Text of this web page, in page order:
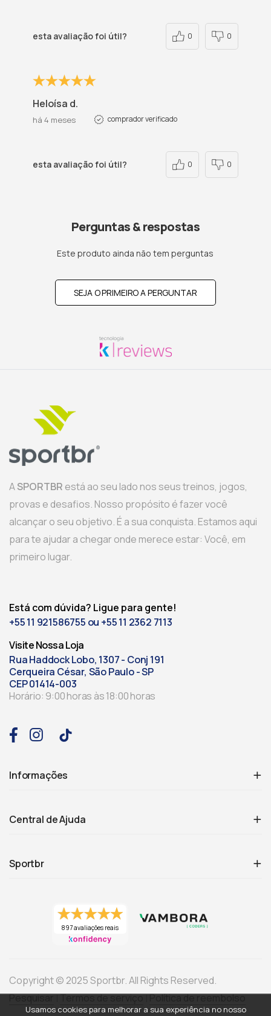
esta avaliação foi útil? 0 0
Heloísa d.
há 4 meses comprador verificado
esta avaliação foi útil? 0 0
Perguntas & respostas
Este produto ainda não tem perguntas
SEJA O PRIMEIRO A PERGUNTAR
ASPORTBR está ao seu lado nos seus treinos, jogos,
provas e desafios. Nosso propósito é fazer você
alcançar o seu objetivo. É a sua conquista. Estamos aqui
para te ajudar a chegar onde merece estar: Você, em
primeiro lugar.
Está com dúvida? Ligue para gente!
+55 11 921586755 ou +55 11 2362 7113
Visite Nossa Loja
Rua Haddock Lobo, 1307 - Conj 191
Cerqueira César, São Paulo - SP
CEP 01414-003
Horário: 9:00 horas às 18:00 horas
Informações
Central de Ajuda
Sportbr
897 avaliações reais
Copyright © 2025 Sportbr. All Rights Reserved.
Pesquisar Termos de serviço Política de reembolso
Usamos cookies para melhorar a sua experiência no nosso